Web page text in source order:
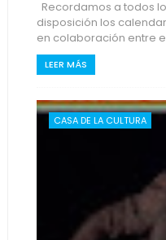
Recordamos a todos
disposición los
en colaboración entre
LEER MÁS
CASA DE LA CULTURA